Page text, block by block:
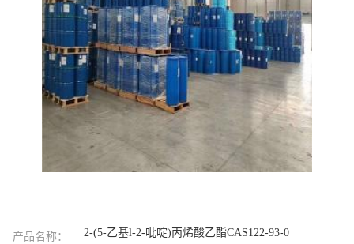
产品名称： 2-(5-乙基l-2-吡啶)丙烯酸乙酯CAS122-93-0